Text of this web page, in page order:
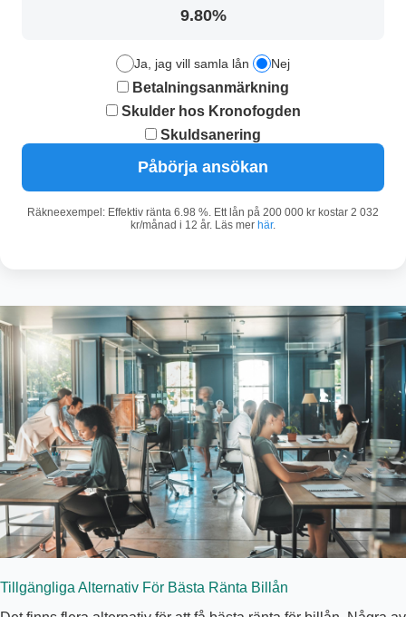
9.80%
Ja, jag vill samla lån Nej
Betalningsanmärkning
Skulder hos Kronofogden
Skuldsanering
Påbörja ansökan
Räkneexempel: Effektiv ränta 6.98 %. Ett lån på 200 000 kr kostar 2 032
kr/månad i 12 år. Läs mer här.
Tillgängliga Alternativ För Bästa Ränta Billån